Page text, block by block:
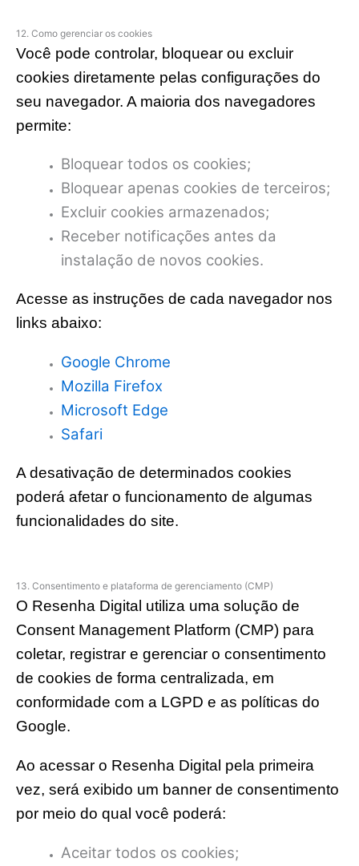
12. Como gerenciar os cookies
Você pode controlar, bloquear ou excluir
cookies diretamente pelas configurações do
seu navegador. A maioria dos navegadores
permite:
Bloquear todos os cookies;
Bloquear apenas cookies de terceiros;
Excluir cookies armazenados;
Receber notificações antes da
instalação de novos cookies.
Acesse as instruções de cada navegador nos
links abaixo:
Google Chrome
Mozilla Firefox
Microsoft Edge
Safari
A desativação de determinados cookies
poderá afetar o funcionamento de algumas
funcionalidades do site.
13. Consentimento e plataforma de gerenciamento (CMP)
O Resenha Digital utiliza uma solução de
Consent Management Platform (CMP) para
coletar, registrar e gerenciar o consentimento
de cookies de forma centralizada, em
conformidade com a LGPD e as políticas do
Google.
Ao acessar o Resenha Digital pela primeira
vez, será exibido um banner de consentimento
por meio do qual você poderá:
Aceitar todos os cookies;